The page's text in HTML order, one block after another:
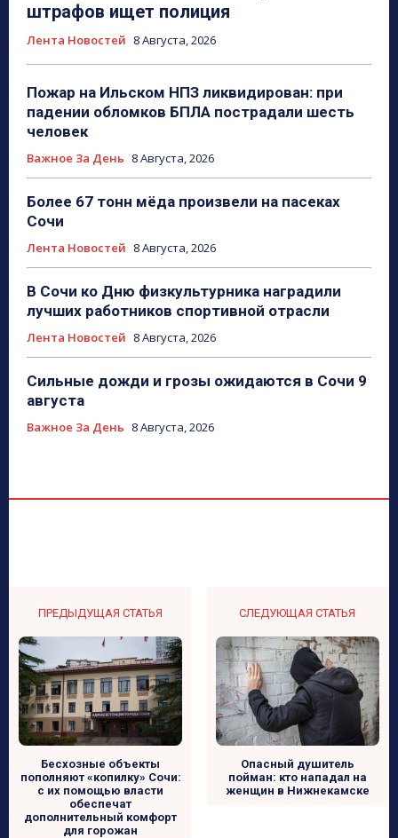
штрафов ищет полиция
Лента Новостей 8 Августа, 2026
Пожар на Ильском НПЗ ликвидирован: при
падении обломков БПЛА пострадали шесть
человек
Важное За День 8 Августа, 2026
Более 67 тонн мёда произвели на пасеках
Сочи
Лента Новостей 8 Августа, 2026
В Сочи ко Дню физкультурника наградили
лучших работников спортивной отрасли
Лента Новостей 8 Августа, 2026
Сильные дожди и грозы ожидаются в Сочи 9
августа
Важное За День 8 Августа, 2026
ПРЕДЫДУЩАЯ СТАТЬЯ
Бесхозные объекты
пополняют «копилку» Сочи:
с их помощью власти
обеспечат
дополнительный комфорт
для горожан
СЛЕДУЮЩАЯ СТАТЬЯ
Опасный душитель
пойман: кто нападал на
женщин в Нижнекамске